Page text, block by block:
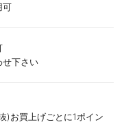
可
せ下さい
)お買上げごとに1ポイン